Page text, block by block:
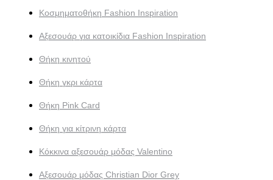
Κοσμηματοθήκη Fashion Inspiration
Αξεσουάρ για κατοικίδια Fashion Inspiration
Θήκη κινητού
Θήκη γκρι κάρτα
Θήκη Pink Card
Θήκη για κίτρινη κάρτα
Κόκκινα αξεσουάρ μόδας Valentino
Αξεσουάρ μόδας Christian Dior Grey